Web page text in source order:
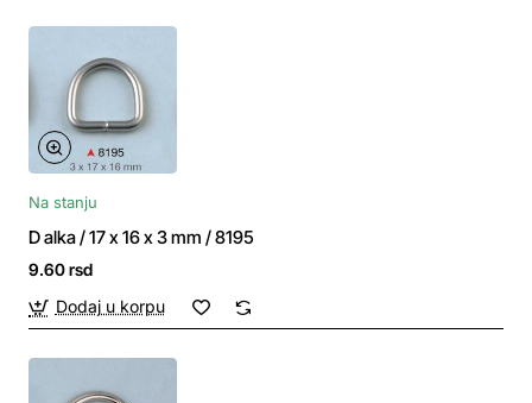
Na stanju
D alka / 17 x 16 x 3 mm / 8195
9.60 rsd
Dodaj u korpu